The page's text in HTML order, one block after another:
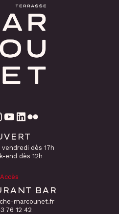
Instagram YouTube
dès 17h
end dès 12h
Accès
BAR
marcounet.fr
76 12 42